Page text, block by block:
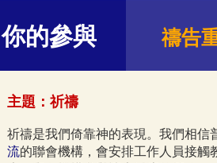
你的參與 禱告
主題：祈禱
祈禱是我們倚靠神的表現。我們相信
流的聯會機構，會安排工作人員接觸